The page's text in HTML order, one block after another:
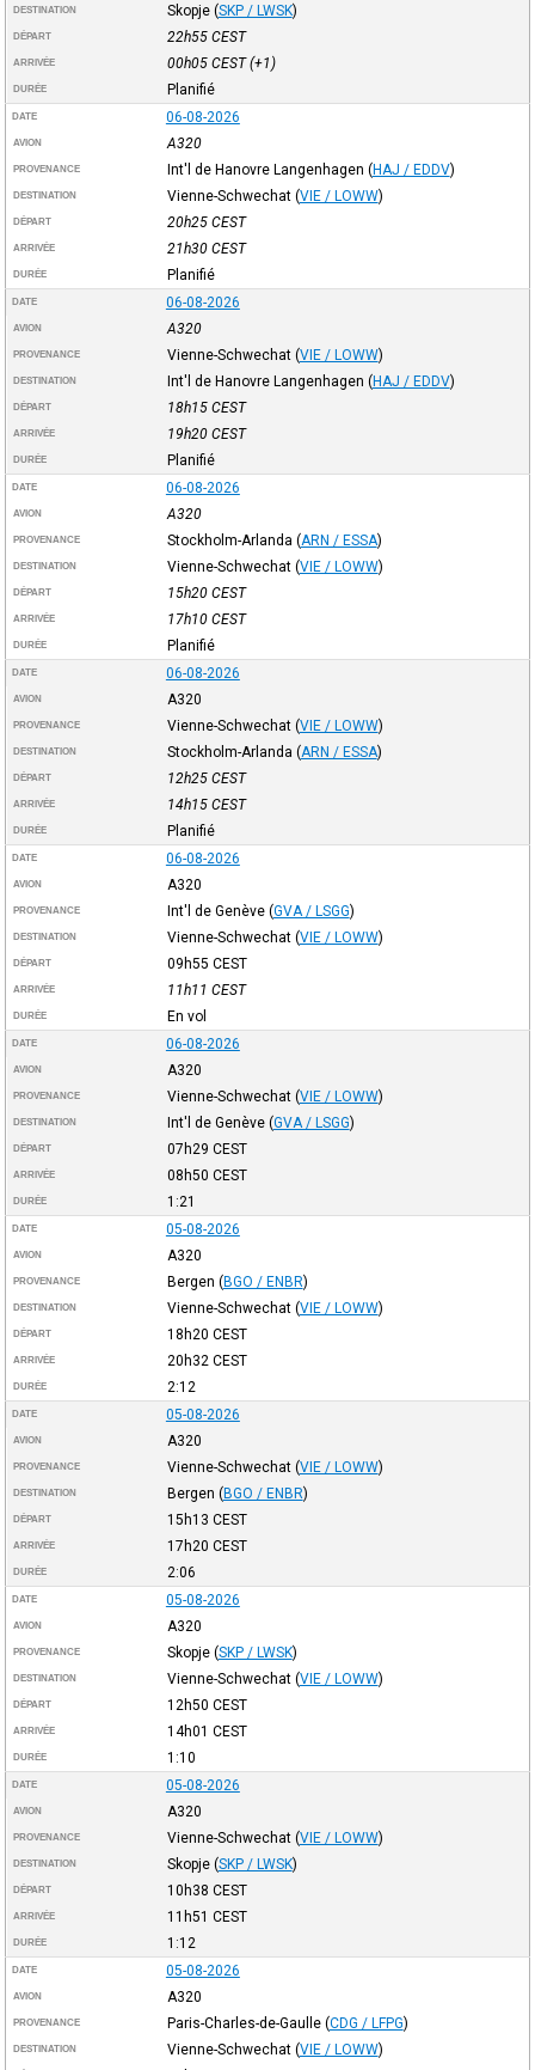
DESTINATION Skopje (SKP / LWSK)
DÉPART 22h55 CEST
ARRIVÉE 00h05 CEST(+1)
DURÉE Planifié
DATE 06-08-2026
AVION A320
PROVENANCE Int'l de Hanovre Langenhagen (HAJ / EDDV)
DESTINATION Vienne-Schwechat (VIE / LOWW)
DÉPART 20h25 CEST
ARRIVÉE 21h30 CEST
DURÉE Planifié
DATE 06-08-2026
AVION A320
PROVENANCE Vienne-Schwechat (VIE / LOWW)
DESTINATION Int'l de Hanovre Langenhagen (HAJ / EDDV)
DÉPART 18h15 CEST
ARRIVÉE 19h20 CEST
DURÉE Planifié
DATE 06-08-2026
AVION A320
PROVENANCE Stockholm-Arlanda (ARN / ESSA)
DESTINATION Vienne-Schwechat (VIE / LOWW)
DÉPART 15h20 CEST
ARRIVÉE 17h10 CEST
DURÉE Planifié
DATE 06-08-2026
AVION A320
PROVENANCE Vienne-Schwechat (VIE / LOWW)
DESTINATION Stockholm-Arlanda (ARN / ESSA)
DÉPART 12h25 CEST
ARRIVÉE 14h15 CEST
DURÉE Planifié
DATE 06-08-2026
AVION A320
PROVENANCE Int'l de Genève (GVA / LSGG)
DESTINATION Vienne-Schwechat (VIE / LOWW)
DÉPART 09h55 CEST
ARRIVÉE 11h11 CEST
DURÉE En vol
DATE 06-08-2026
AVION A320
PROVENANCE Vienne-Schwechat (VIE / LOWW)
DESTINATION Int'l de Genève (GVA / LSGG)
DÉPART 07h29 CEST
ARRIVÉE 08h50 CEST
DURÉE 1:21
DATE 05-08-2026
AVION A320
PROVENANCE Bergen (BGO / ENBR)
DESTINATION Vienne-Schwechat (VIE / LOWW)
DÉPART 18h20 CEST
ARRIVÉE 20h32 CEST
DURÉE 2:12
DATE 05-08-2026
AVION A320
PROVENANCE Vienne-Schwechat (VIE / LOWW)
DESTINATION Bergen (BGO / ENBR)
DÉPART 15h13 CEST
ARRIVÉE 17h20 CEST
DURÉE 2:06
DATE 05-08-2026
AVION A320
PROVENANCE Skopje (SKP / LWSK)
DESTINATION Vienne-Schwechat (VIE / LOWW)
DÉPART 12h50 CEST
ARRIVÉE 14h01 CEST
DURÉE 1:10
DATE 05-08-2026
AVION A320
PROVENANCE Vienne-Schwechat (VIE / LOWW)
DESTINATION Skopje (SKP / LWSK)
DÉPART 10h38 CEST
ARRIVÉE 11h51 CEST
DURÉE 1:12
DATE 05-08-2026
AVION A320
PROVENANCE Paris-Charles-de-Gaulle (CDG / LFPG)
DESTINATION Vienne-Schwechat (VIE / LOWW)